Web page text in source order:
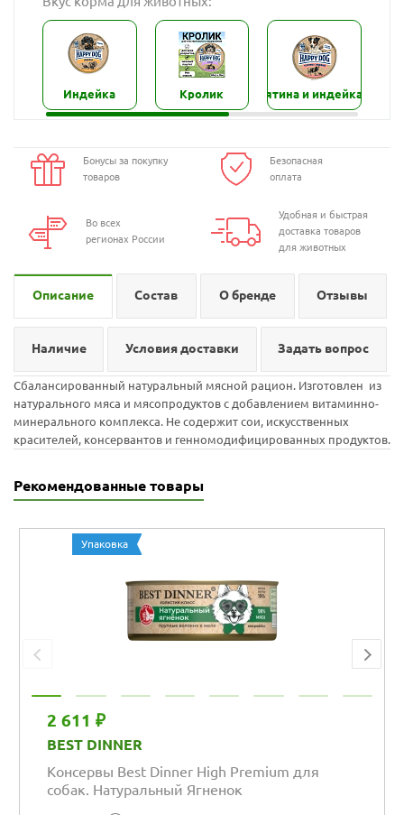
Индейка Кролик Телятина и индейка
Бонусы за покупку
товаров
Безопасная
оплата
Во всех
регионах России
Удобная и быстрая
доставка товаров
для животных
Описание Состав О бренде Отзывы
Наличие Условия доставки Задать вопрос
Сбалансированный натуральный мясной рацион. Изготовлен из
натурального мяса и мясопродуктов с добавлением витаминно-
минерального комплекса. Не содержит сои, искусственных
красителей, консервантов и генномодифицированных продуктов.
Рекомендованные товары
Упаковка
2 611 ₽
BEST DINNER
Консервы Best Dinner High Premium для
собак. Натуральный Ягненок